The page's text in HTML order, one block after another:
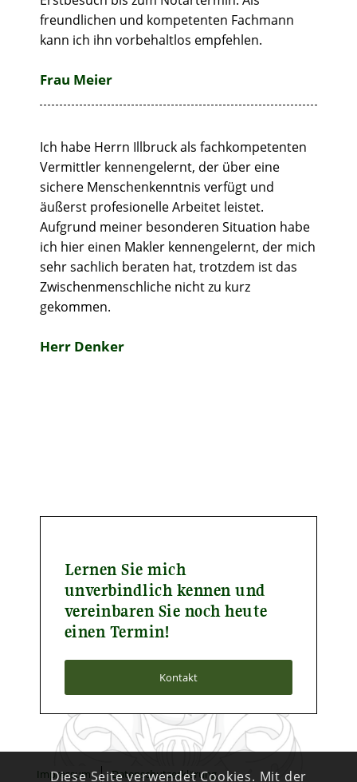
freundlichen und kompetenten Fachmann
kann ich ihn vorbehaltlos empfehlen.
Frau Meier
Ich habe Herrn Illbruck als fachkompetenten
Vermittler kennengelernt, der über eine
sichere Menschenkenntnis verfügt und
äußerst profesionelle Arbeitet leistet.
Aufgrund meiner besonderen Situation habe
ich hier einen Makler kennengelernt, der mich
sehr sachlich beraten hat, trotzdem ist das
Zwischenmenschliche nicht zu kurz
gekommen.
Herr Denker
Lernen Sie mich
unverbindlich kennen und
vereinbaren Sie noch heute
einen Termin!
Kontakt
Impressum Datenschutzerklärung
Diese Seite verwendet Cookies. Mit der